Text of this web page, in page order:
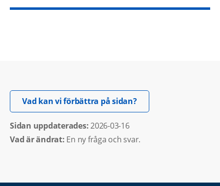
Vad kan vi förbättra på sidan?Öppnas i nytt fönster.
Sidan uppdaterades: 2026-03-16
Vad är ändrat: En ny fråga och svar.